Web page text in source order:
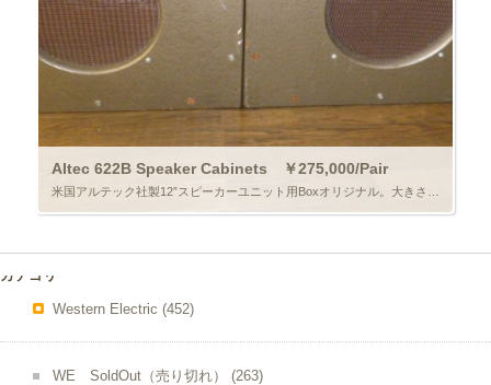
Altec 622B Speaker Cabinets ￥275,000/Pair
カテゴリー
Western Electric (452)
WE SoldOut（売り切れ） (263)